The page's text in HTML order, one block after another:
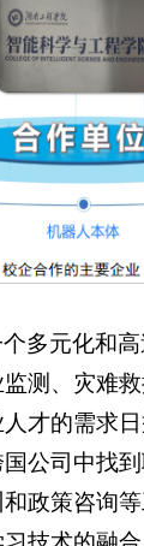
多元化和
测、灾难
才的需求
公司中找
政策咨询